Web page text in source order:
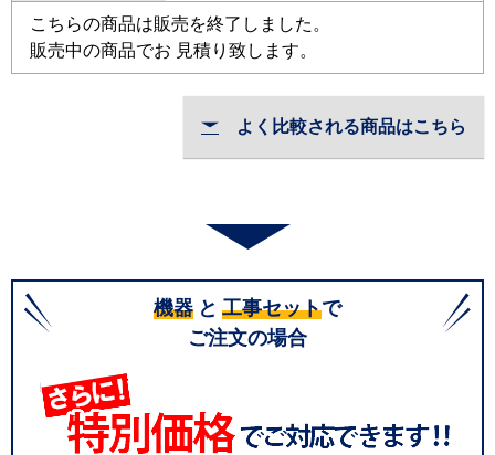
こちらの商品は販売を終了しました。
販売中の商品でお 見積り致します。
よく比較される商品はこちら
機器 と 工事セットで
ご注文の場合